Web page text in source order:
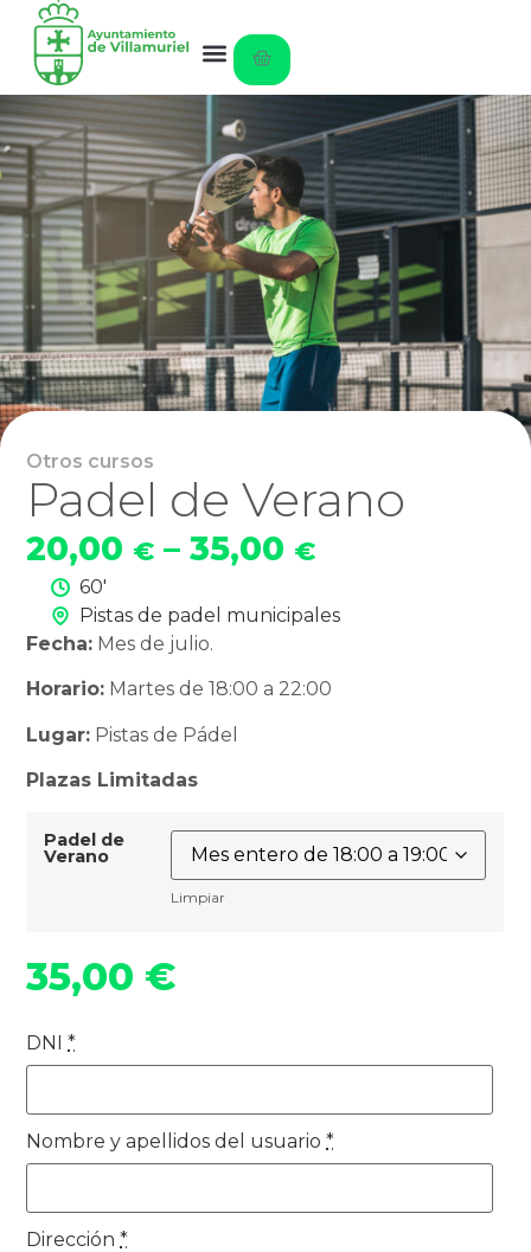
Otros cursos
Padel de Verano
20,00 € –35,00 €
60'
Pistas de padel municipales
Fecha: Mes de julio.
Horario: Martes de 18:00 a 22:00
Lugar: Pistas de Pádel
Plazas Limitadas
Padel de
Verano
Limpiar
35,00 €
DNI *
Nombre y apellidos del usuario *
Dirección *